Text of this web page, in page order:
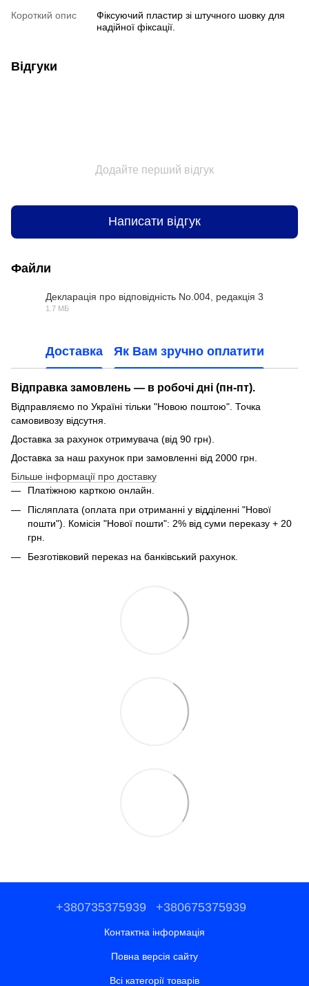
Короткий опис
Фіксуючий пластир зі штучного шовку для
надійної фіксації.
Відгуки
Додайте перший відгук
Написати відгук
Файли
Декларація про відповідність No.004, редакція 3
1.7 МБ
Доставка Як Вам зручно оплатити
Відправка замовлень — в робочі дні (пн-пт).
Відправляємо по Україні тільки "Новою поштою". Точка
самовивозу відсутня.
Доставка за рахунок отримувача (від 90 грн).
Доставка за наш рахунок при замовленні від 2000 грн.
Більше інформації про доставку
Платіжною карткою онлайн.
Післяплата (оплата при отриманні у відділенні "Нової
пошти"). Комісія "Нової пошти": 2% від суми переказу + 20
грн.
Безготівковий переказ на банківський рахунок.
+380735375939 +380675375939
Контактна інформація
Повна версія сайту
Всі категорії товарів